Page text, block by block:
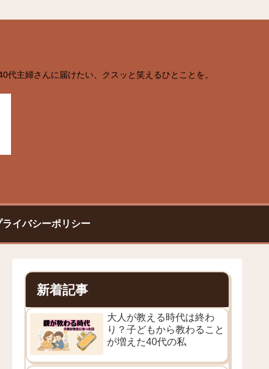
主婦さんに届けたい、クスッと笑えるひとことを。
ライバシーポリシー
新着記事
大人が教える時代は終わ
り？子どもから教わること
が増えた40代の私